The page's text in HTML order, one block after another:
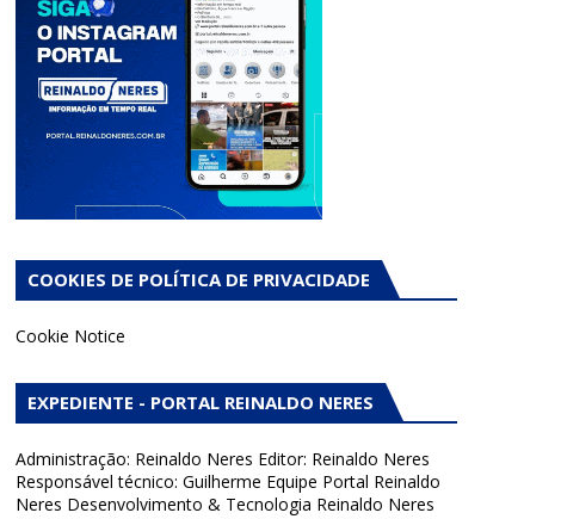
COOKIES DE POLÍTICA DE PRIVACIDADE
Cookie Notice
EXPEDIENTE - PORTAL REINALDO NERES
Administração: Reinaldo Neres Editor: Reinaldo Neres
Responsável técnico: Guilherme Equipe Portal Reinaldo
Neres Desenvolvimento & Tecnologia Reinaldo Neres